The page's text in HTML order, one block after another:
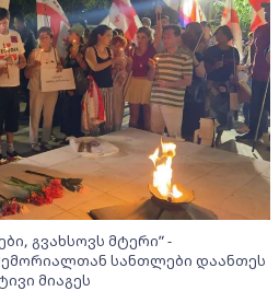
გვახსოვს მტერი” -
სანთლები დაანთეს
მიაგეს